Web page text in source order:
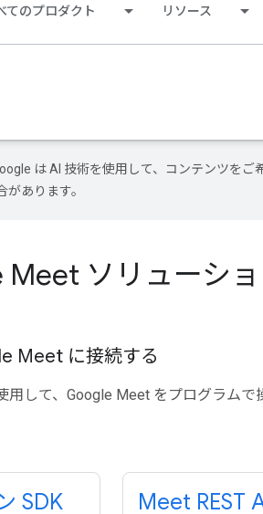
てのプロダクト リソース
は AI 技術を使用して、コンテンツをご
あります。
ソリューシ
Meet に接続する
用して、Google Meet をプログラムで
SDK Meet REST